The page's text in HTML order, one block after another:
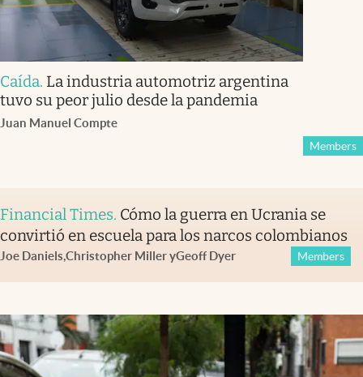
Caída. La industria automotriz argentina
tuvo su peor julio desde la pandemia
Juan Manuel Compte
Members
Financial Times. Cómo la guerra en Ucrania se
convirtió en escuela para los narcos colombianos
Joe Daniels,Christopher MilleryGeoff Dyer Members